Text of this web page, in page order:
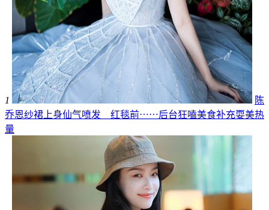
1
陈
乔恩纱裙上身仙气喷发 红毯前⋯⋯后台狂嗑美食补充耍美热
量